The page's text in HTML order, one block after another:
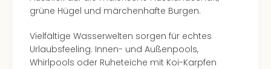
grüne Hügel und märchenhafte Burgen.
Vielfältige Wasserwelten sorgen für echtes
Urlaubsfeeling. Innen- und Außenpools,
Whirlpools oder Ruheteiche mit Koi-Karpfen